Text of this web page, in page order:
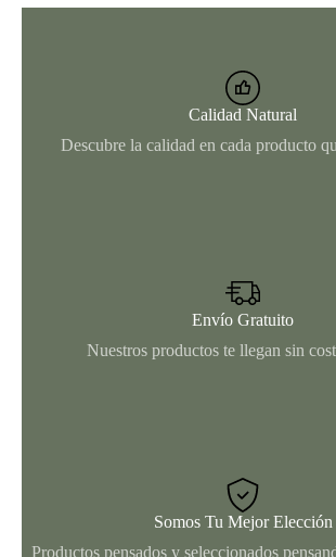
Calidad Natural
Descubre la calidad en cada producto
Envío Gratuito
Nuestros productos te llegan sin
Somos Tu Mejor Elección
Productos pensados y seleccionados